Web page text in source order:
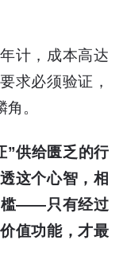
计，成本高达
求必须验证，
。
”供给匮乏的行
这个心智，相
槛——只有经过
值功能，才最